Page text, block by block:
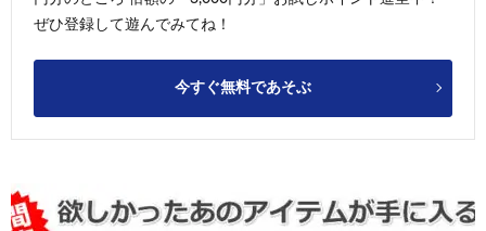
ぜひ登録して遊んでみてね！
今すぐ無料であそぶ